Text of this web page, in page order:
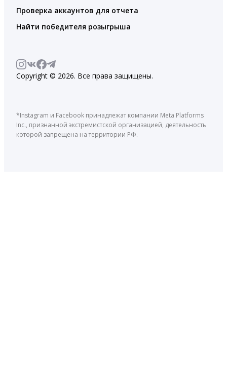
Проверка аккаунтов для отчета
Найти победителя розыгрыша
Copyright © 2026. Все права защищены.
*Instagram и Facebook принадлежат компании Meta Platforms
Inc., признанной экстремистской организацией, деятельность
которой запрещена на территории РФ.